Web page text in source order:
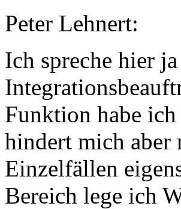
Peter Lehnert:
Ich spreche hier
Funktion habe
hindert mich aber
Einzelfällen
Bereich lege ich